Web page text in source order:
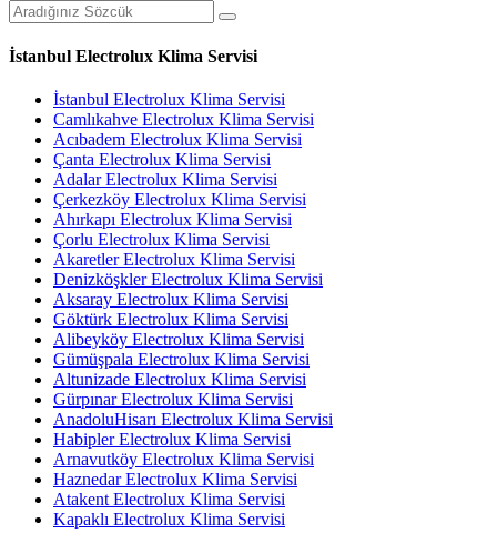
İstanbul Electrolux Klima Servisi
İstanbul Electrolux Klima Servisi
Camlıkahve Electrolux Klima Servisi
Acıbadem Electrolux Klima Servisi
Çanta Electrolux Klima Servisi
Adalar Electrolux Klima Servisi
Çerkezköy Electrolux Klima Servisi
Ahırkapı Electrolux Klima Servisi
Çorlu Electrolux Klima Servisi
Akaretler Electrolux Klima Servisi
Denizköşkler Electrolux Klima Servisi
Aksaray Electrolux Klima Servisi
Göktürk Electrolux Klima Servisi
Alibeyköy Electrolux Klima Servisi
Gümüşpala Electrolux Klima Servisi
Altunizade Electrolux Klima Servisi
Gürpınar Electrolux Klima Servisi
AnadoluHisarı Electrolux Klima Servisi
Habipler Electrolux Klima Servisi
Arnavutköy Electrolux Klima Servisi
Haznedar Electrolux Klima Servisi
Atakent Electrolux Klima Servisi
Kapaklı Electrolux Klima Servisi